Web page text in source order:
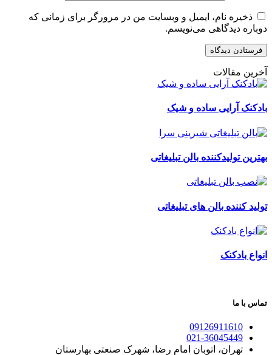
ذخیره نام، ایمیل و وبسایت من در مرورگر برای زمانی که
دوباره دیدگاهی می‌نویسم.
آخرین مقالات
بادکنک آرایی ساده و شیک
بهترین تولیدکننده بالن تبلیغاتی
تولید کننده بالن های تبلیغاتی
انواع بادکنک
تماس با ما
09126911610
021-36045449
تهران، اتوبان امام رضا، شهرک صنعتی بهارستان